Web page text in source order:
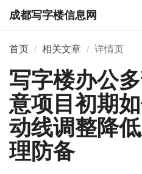
成都写字楼信息网
首页 相关文章 详情页
写字楼办公
意项目初期
动线调整降
理防备